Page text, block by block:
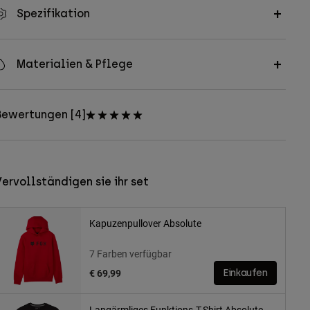
Spezifikation
Materialien & Pflege
[4]
sie ihr set
Kapuzenpullover Absolute
7 Farben verfügbar
€ 69,99
Einkaufen